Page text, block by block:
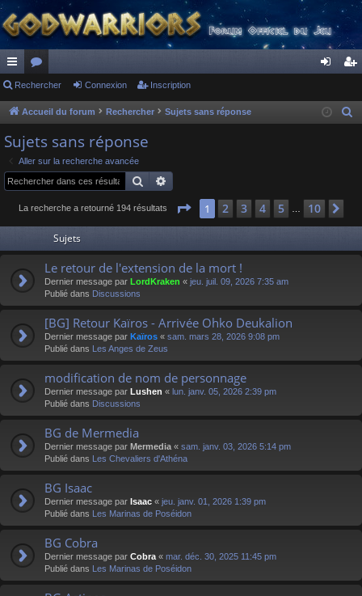
ac
co
ur
ci
s
or
u
s
ne cri
Rechercher Connexion Inscription
Accueil du forum Rechercher Sujets sans réponse
e
Sujets sans réponse
Aller sur la recherche avancée
Rechercher
La recherche a retourné 194 résultats Page 1sur 10
1 2 3 4 5 10
Sujets
Le retour de l'extension de la mort !
Dernier message par LordKraken « jeu. juil. 09, 2026 7:35 am
Publié dans Discussions
[BG] Retour Kaïros - Arrivée Ohko Deukalion
Dernier message par Kaïros « sam. mars 28, 2026 9:08 pm
Publié dans Les Anges de Zeus
modification de nom de personnage
Dernier message par Lushen « lun. janv. 05, 2026 2:39 pm
Publié dans Discussions
BG de Mermedia
Dernier message par Mermedia « sam. janv. 03, 2026 5:14 pm
Publié dans Les Chevaliers d'Athéna
BG Isaac
Dernier message par Isaac « jeu. janv. 01, 2026 1:39 pm
Publié dans Les Marinas de Poséidon
BG Cobra
Dernier message par Cobra « mar. déc. 30, 2025 11:45 pm
Publié dans Les Marinas de Poséidon